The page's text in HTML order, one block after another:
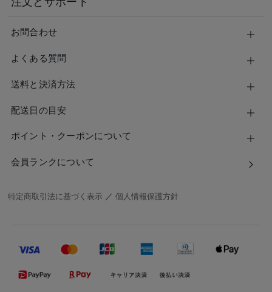
お問合わせ
よくある質問
送料と決済方法
配送日の目安
ポイント・クーポンについて
会員ランクについて
特定商取引法に基づく表示 ／個人情報保護方針